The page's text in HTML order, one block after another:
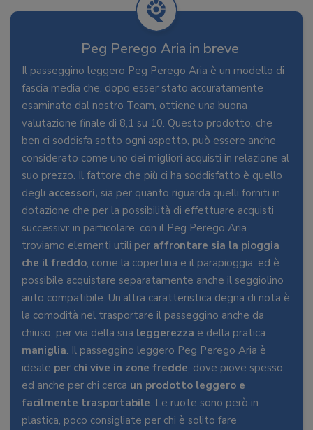
Peg Perego Aria in breve
Il passeggino leggero Peg Perego Aria è un modello di
fascia media che, dopo esser stato accuratamente
esaminato dal nostro Team, ottiene una buona
valutazione finale di 8,1 su 10. Questo prodotto, che
ben ci soddisfa sotto ogni aspetto, può essere anche
considerato come uno dei migliori acquisti in relazione al
suo prezzo. Il fattore che più ci ha soddisfatto è quello
degli accessori, sia per quanto riguarda quelli forniti in
dotazione che per la possibilità di effettuare acquisti
successivi: in particolare, con il Peg Perego Aria
troviamo elementi utili per affrontare sia la pioggia
che il freddo, come la copertina e il parapioggia, ed è
possibile acquistare separatamente anche il seggiolino
auto compatibile. Un’altra caratteristica degna di nota è
la comodità nel trasportare il passeggino anche da
chiuso, per via della sua leggerezza e della pratica
maniglia. Il passeggino leggero Peg Perego Aria è
ideale per chi vive in zone fredde, dove piove spesso,
ed anche per chi cerca un prodotto leggero e
facilmente trasportabile. Le ruote sono però in
plastica, poco consigliate per chi è solito fare